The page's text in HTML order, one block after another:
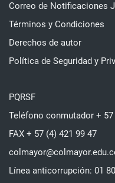
Correo de Notificaciones
Términos y Condiciones
Derechos de autor
Política de Seguridad y
PQRSF
Teléfono conmutador + 57
FAX + 57 (4) 421 99 47
Línea anticorrupción: 01